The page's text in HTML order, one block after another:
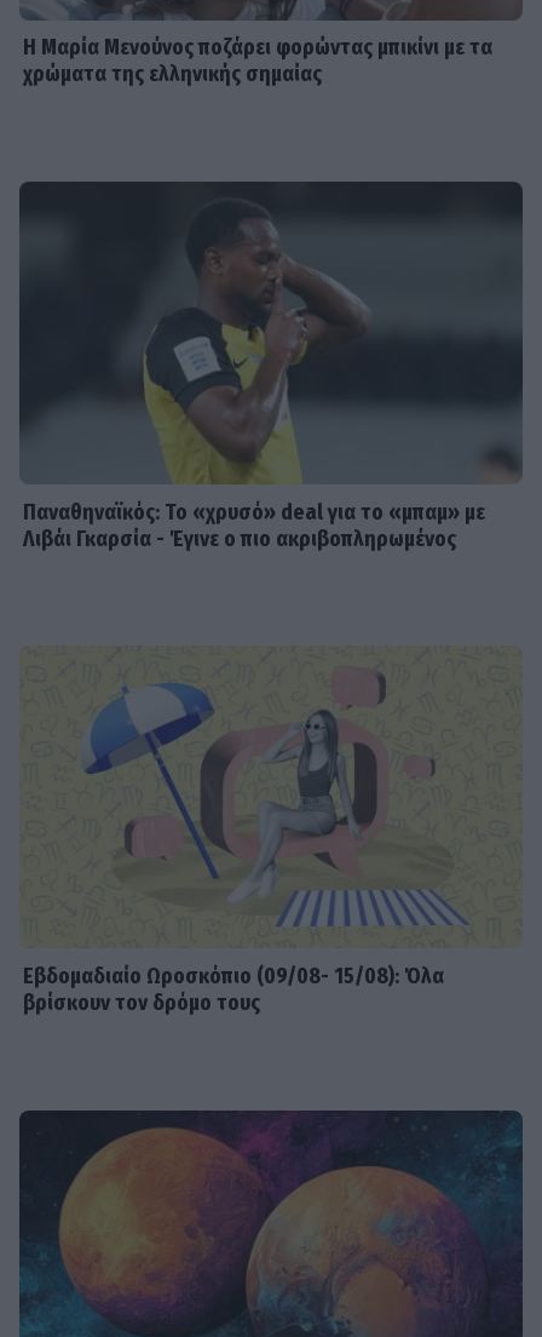
Η Μαρία Μενούνος ποζάρει φορώντας μπικίνι με τα
χρώματα της ελληνικής σημαίας
Παναθηναϊκός: Το «χρυσό» deal για το «μπαμ» με
Λιβάι Γκαρσία - Έγινε ο πιο ακριβοπληρωμένος
Εβδομαδιαίo Ωροσκόπιο (09/08- 15/08): Όλα
βρίσκουν τον δρόμο τους